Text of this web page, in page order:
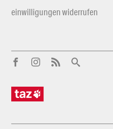
einwilligungen widerrufen